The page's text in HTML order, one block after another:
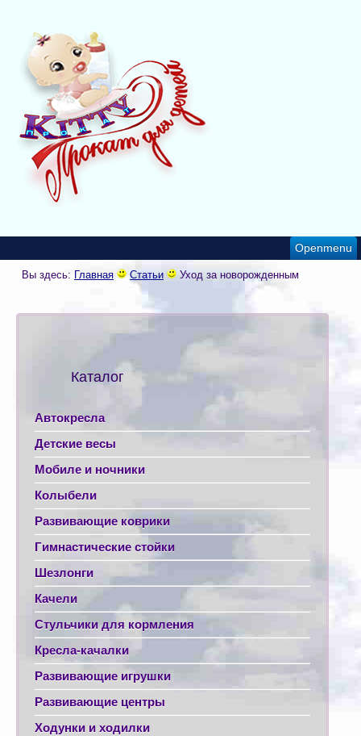
Openmenu
Вы здесь: Главная Статьи Уход за новорожденным
Каталог
Автокресла
Детские весы
Мобиле и ночники
Колыбели
Развивающие коврики
Гимнастические стойки
Шезлонги
Качели
Стульчики для кормления
Кресла-качалки
Развивающие игрушки
Развивающие центры
Ходунки и ходилки